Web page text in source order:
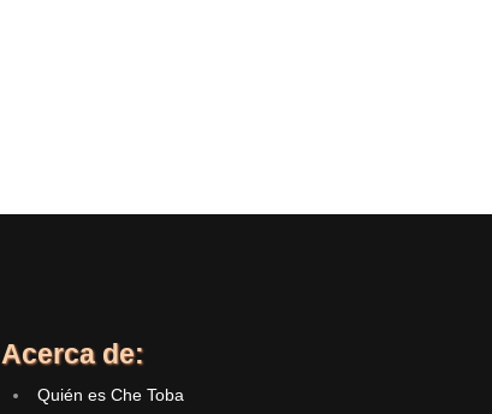
Acerca de:
Quién es Che Toba